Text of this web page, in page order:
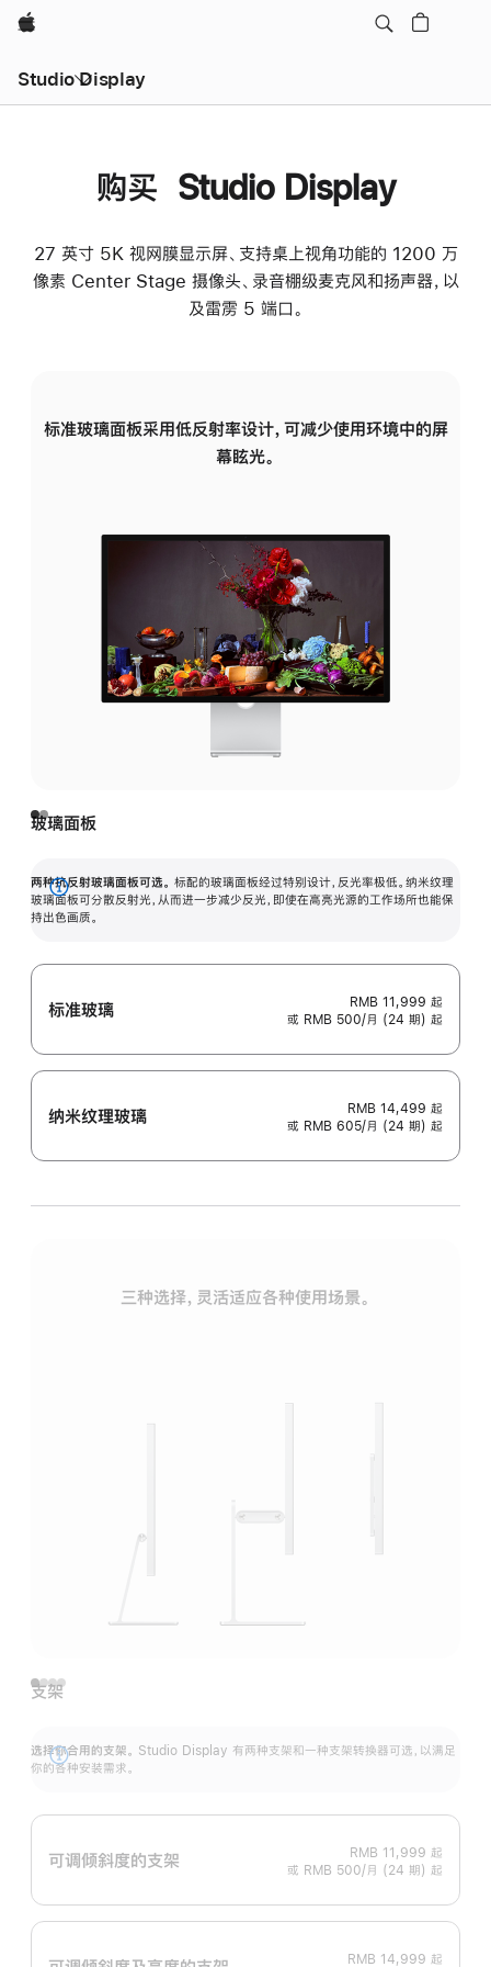
Apple
Studio Display
购买 Studio Display
27 英寸 5K 视网膜显示屏、支持桌上视角功能的 1200 万
像素 Center Stage 摄像头、录音棚级麦克风和扬声器，以
及雷雳 5 端口。
标准玻璃面板采用低反射率设计，可减少使用环境中的屏
幕眩光。
玻璃面板
两种抗反射玻璃面板可选。 标配的玻璃面板经过特别设计，反光率极低。纳米纹理
玻璃面板可分散反射光，从而进一步减少反光，即使在高亮光源的工作场所也能保
持出色画质。
展
开
标准玻璃 RMB 11,999 起
或 RMB 500/月 (24 期) 起
纳米纹理玻璃 RMB 14,499 起
或 RMB 605/月 (24 期) 起
三种选择，灵活适应各种使用场景。
支架
选择你合用的支架。 Studio Display 有两种支架和一种支架转换器可选，以满足
你的各种安装需求。
展
可调倾斜度的支架 RMB 11,999 起
或 RMB 500/月 (24 期) 起
RMB 14,999 起